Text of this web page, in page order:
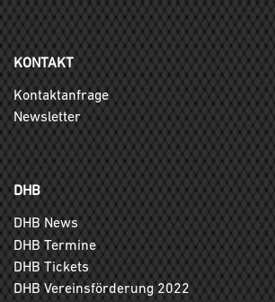
KONTAKT
Kontaktanfrage
Newsletter
DHB
DHB News
DHB Termine
DHB Tickets
DHB Vereinsförderung 2022